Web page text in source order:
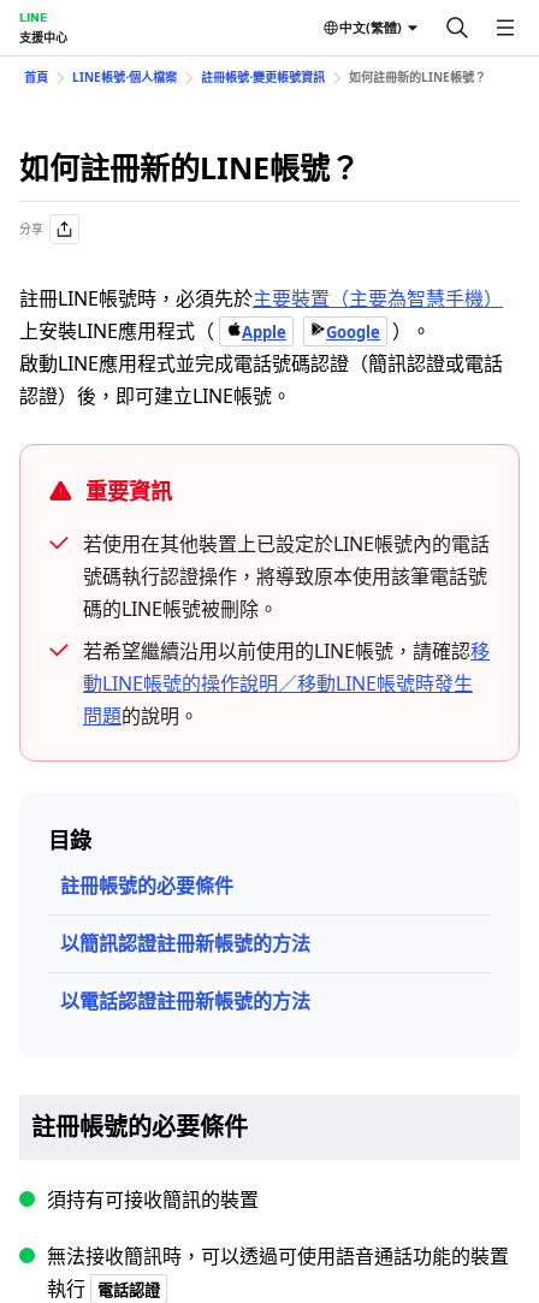
LINE
支援中心
中文(繁體)
首頁 LINE帳號⋅個人檔案 註冊帳號⋅變更帳號資訊 如何註冊新的LINE帳號？
如何註冊新的LINE帳號？
分享
註冊LINE帳號時，必須先於主要裝置（主要為智慧手機）
上安裝LINE應用程式（
Apple Google
）。
啟動LINE應用程式並完成電話號碼認證（簡訊認證或電話
認證）後，即可建立LINE帳號。
重要資訊
若使用在其他裝置上已設定於LINE帳號內的電話
號碼執行認證操作，將導致原本使用該筆電話號
碼的LINE帳號被刪除。
若希望繼續沿用以前使用的LINE帳號，請確認移
動LINE帳號的操作說明／移動LINE帳號時發生
問題的說明。
目錄
註冊帳號的必要條件
以簡訊認證註冊新帳號的方法
以電話認證註冊新帳號的方法
註冊帳號的必要條件
須持有可接收簡訊的裝置
無法接收簡訊時，可以透過可使用語音通話功能的裝置
執行
電話認證